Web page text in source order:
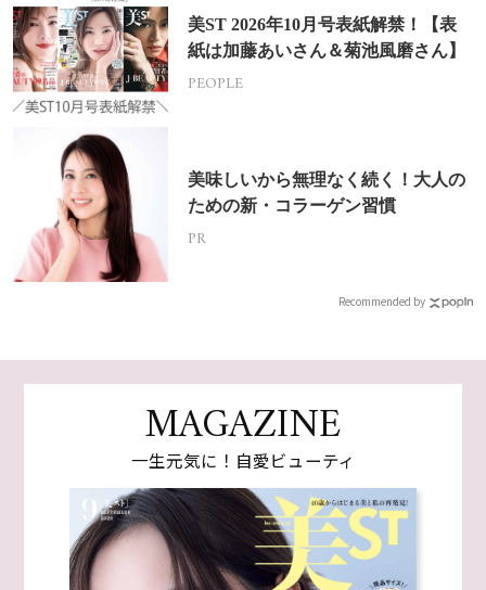
美ST 2026年10月号表紙解禁！【表
紙は加藤あいさん＆菊池風磨さん】
PEOPLE
美味しいから無理なく続く！大人の
ための新・コラーゲン習慣
PR
Recommended by
MAGAZINE
一生元気に！自愛ビューティ